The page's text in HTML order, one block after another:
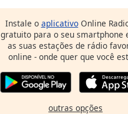
Instale o aplicativoOnline
gratuito para o seu smartphone
as suas estações de rádio
online - onde quer que você
outras opções